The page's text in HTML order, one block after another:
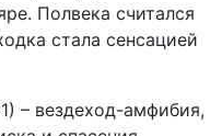
Полвека считался
стала сенсацией
– вездеход-амфибия,